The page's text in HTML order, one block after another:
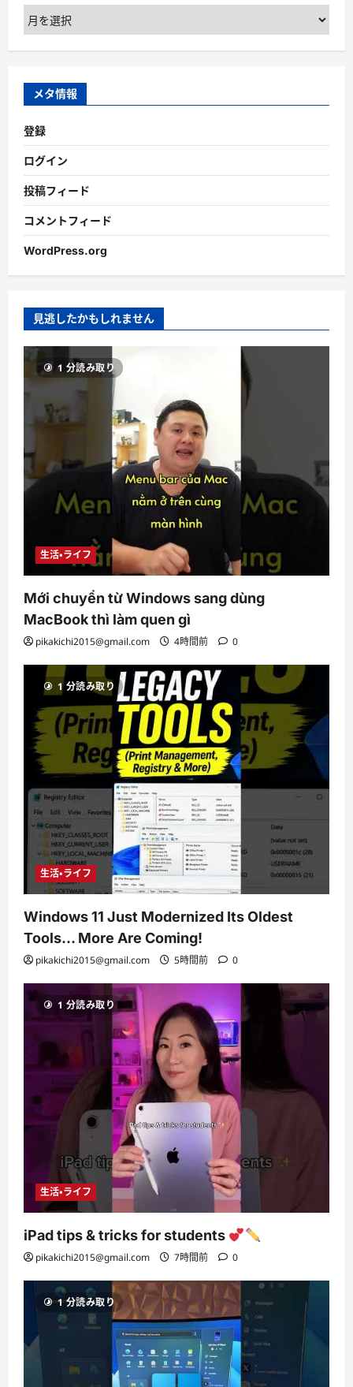
ア
ー
カ
ブ
メタ情報
登録
ログイン
投稿フィード
コメントフィード
WordPress.org
見逃したかもしれません
1 分読み取り
生活・ライフ
Mới chuyển từ Windows sang dùng
MacBook thì làm quen gì
pikakichi2015@gmail.com 4時間前 0
1 分読み取り
生活・ライフ
Windows 11 Just Modernized Its Oldest
Tools… More Are Coming!
pikakichi2015@gmail.com 5時間前 0
1 分読み取り
生活・ライフ
iPad tips & tricks for students
pikakichi2015@gmail.com 7時間前 0
1 分読み取り